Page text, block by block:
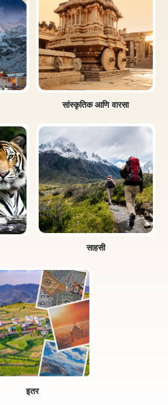
सांस्कृतिक आणि वारसा
साहसी
इतर